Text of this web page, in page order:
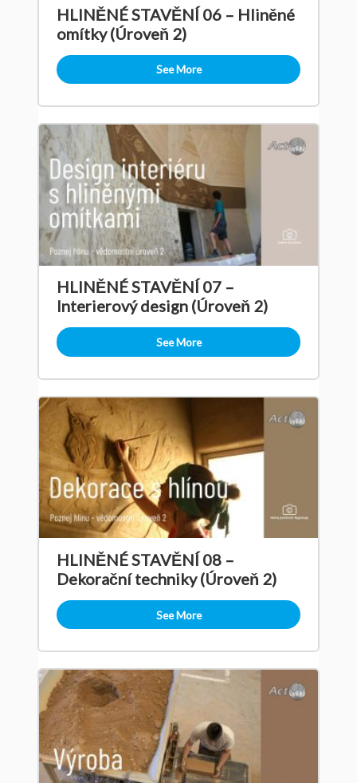
HLINĚNÉ STAVĚNÍ 06 – Hliněné
omítky (Úroveň 2)
See More
HLINĚNÉ STAVĚNÍ 07 –
Interierový design (Úroveň 2)
See More
HLINĚNÉ STAVĚNÍ 08 –
Dekorační techniky (Úroveň 2)
See More